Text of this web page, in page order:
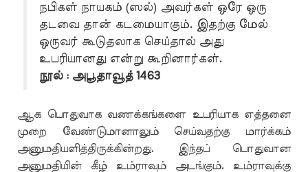
நபிகள் நாயகம் (ஸல்) அவர்கள் ஒரே ஒரு
தடவை தான் கடமையாகும். இதற்கு மேல்
ஒருவர் கூடுதலாக செய்தால் அது
உபரியானது என்று கூறினார்கள்.
நூல் : அபூதாவூத் 1463
ஆக பொதுவாக வணக்கங்களை உபரியாக எத்தனை
முறை வேண்டுமானாலும் செய்வதற்கு மார்க்கம்
அனுமதியளித்திருக்கின்றது. இந்தப் பொதுவான
அனுமதியின் கீழ் உம்ராவும் அடங்கும். உம்ராவுக்கு